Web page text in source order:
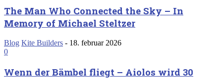
The Man Who Connected the Sky – In
Memory of Michael Steltzer
Blog Kite Builders - 18. februar 2026
0
Wenn der Bämbel fliegt – Aiolos wird 30